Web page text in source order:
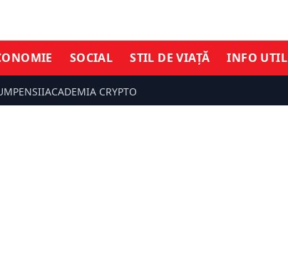
SOCIAL STIL DE VIAȚĂ INFO UTIL
PENSIIACADEMIA CRYPTO